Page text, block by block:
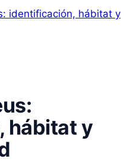
hábitat y